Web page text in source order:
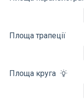
Площа трапеції
Площа круга